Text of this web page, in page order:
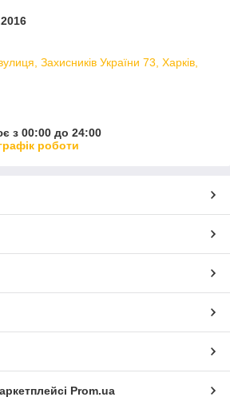
Захисників України 73, Харків,
з 00:00 до 24:00
роботи
Prom.ua